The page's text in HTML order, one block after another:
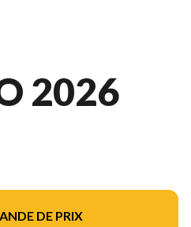
2026
DE PRIX